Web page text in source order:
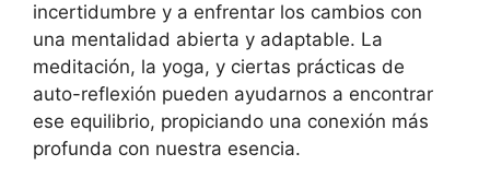
incertidumbre y a enfrentar los cambios con
una mentalidad abierta y adaptable. La
meditación, la yoga, y ciertas prácticas de
auto-reflexión pueden ayudarnos a encontrar
ese equilibrio, propiciando una conexión más
profunda con nuestra esencia.